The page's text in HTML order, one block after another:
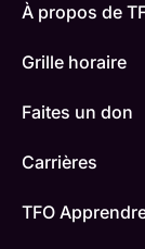
À propos de
Grille horaire
Faites un don
Carrières
TFO